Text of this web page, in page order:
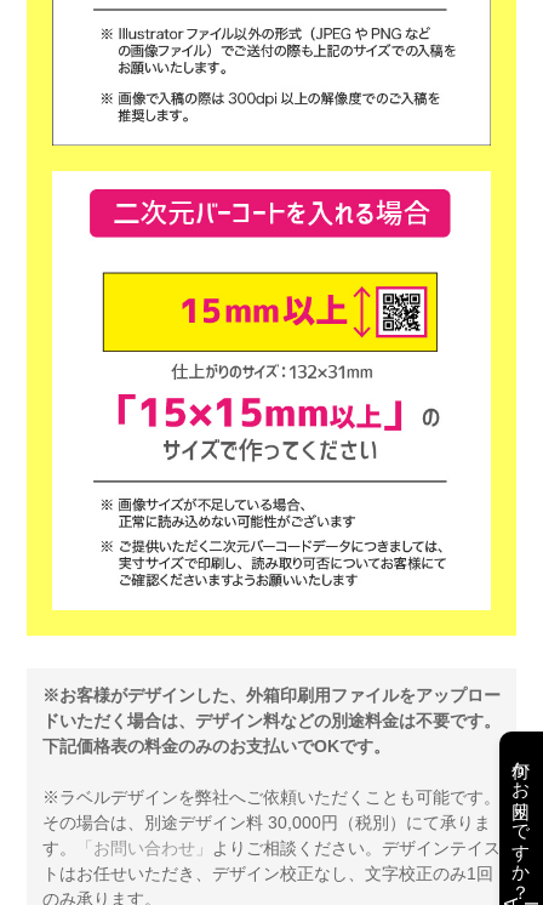
※お客様がデザインした、外箱印刷用ファイルをアップロー
ドいただく場合は、デザイン料などの別途料金は不要です。
下記価格表の料金のみのお支払いでOKです。
※ラベルデザインを弊社へご依頼いただくことも可能です。
その場合は、別途デザイン料 30,000円（税別）にて承りま
す。
「お問い合わせ」
よりご相談ください。デザインテイス
トはお任せいただき、デザイン校正なし、文字校正のみ1回
のみ承ります。
何かお困りですか？